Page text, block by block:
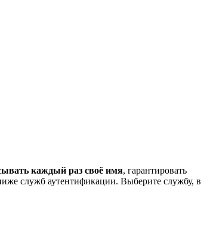
каждый раз своё имя, гарантировать
служб аутентификации. Выберите службу, в